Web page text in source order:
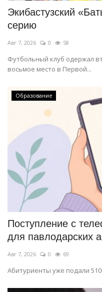
Экибастузский
серию
Авг 7, 2026 0 58
Футбольный клуб одержал
восьмое место в Первой...
Образование
Поступление с
для павлодарских
Авг 7, 2026 0 69
Абитуриенты уже подали